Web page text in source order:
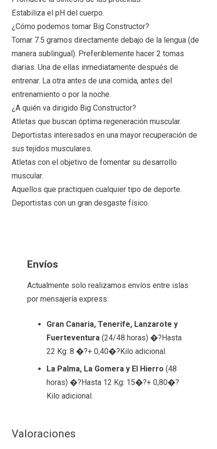
Estabiliza el pH del cuerpo.
¿Cómo podemos tomar Big Constructor?
Tomar 7.5 gramos directamente debajo de la lengua (de
manera sublingual). Preferiblemente hacer 2 tomas
diarias. Una de ellas inmediatamente después de
entrenar. La otra antes de una comida, antes del
entrenamiento o por la noche.
¿A quién va dirigido Big Constructor?
Atletas que buscan óptima regeneración muscular.
Deportistas interesados en una mayor recuperación de
sus tejidos musculares.
Atletas con el objetivo de fomentar su desarrollo
muscular.
Aquellos que practiquen cualquier tipo de deporte.
Deportistas con un gran desgaste físico.
Envíos
Actualmente solo realizamos envíos entre islas
por mensajería express:
Gran Canaria, Tenerife, Lanzarote y
Fuerteventura (24/48 horas) �?Hasta
22 Kg: 8 �?+ 0,40�?Kilo adicional.
La Palma, La Gomera y El Hierro (48
horas) �?Hasta 12 Kg: 15�?+ 0,80�?
Kilo adicional.
Valoraciones